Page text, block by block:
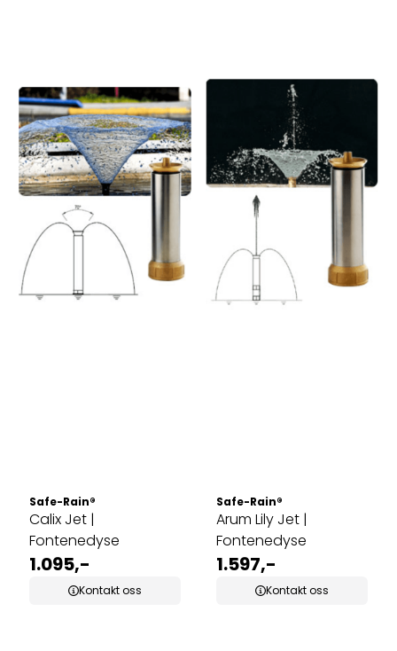
Safe-Rain®
Calix Jet |
Fontenedyse
1.095,-
Kontakt oss
Safe-Rain®
Arum Lily Jet |
Fontenedyse
1.597,-
Kontakt oss